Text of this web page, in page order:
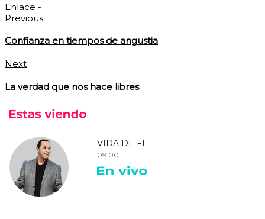
Enlace -
Previous
Confianza en tiempos de angustia
Next
La verdad que nos hace libres